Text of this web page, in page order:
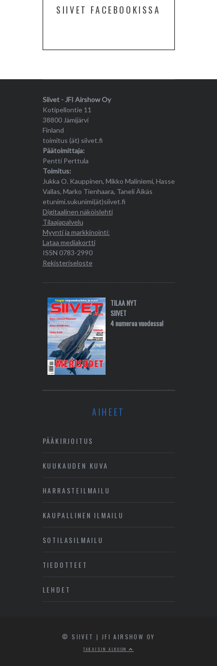
SIIVET FACEBOOKISSA
Siivet - JFI Airshow Oy
Kotipellontie 11
38800 Jämijärvi
Finland
toimitus (ät) siivet.fi
Päätoimittaja:
Pentti Perttula
Toimitus:
Jukka O. Kauppinen, Mikko Maliniemi, Hasse
Vallas, Marko Tienhaara, Taneli Äikäs
etunimi.sukunimi(ät)siivet.fi
Digitaalinen näköislehti
Tilaajapalvelu
Myynti ja markkinointi:
Lataa mediakortti
ISSN 0783-2990
Rekisteriseloste
TILAA NYT
SIIVET
4 numeroa vuodessa!
AIHEET
PÄÄKIRJOITUS
KUUKAUDEN KUVA
HARRASTEILMAILU
KAUPALLINEN ILMAILU
SOTILASILMAILU
TIEDOTTEET
LEHDET
© SIIVET | JFI AIRSHOW OY
TAKAISIN ALKUUN